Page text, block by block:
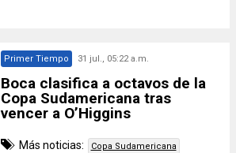
Primer Tiempo 31 jul., 05:22 a.m.
Boca clasifica a octavos de la
Copa Sudamericana tras
vencer a O’Higgins
Más noticias: Copa Sudamericana